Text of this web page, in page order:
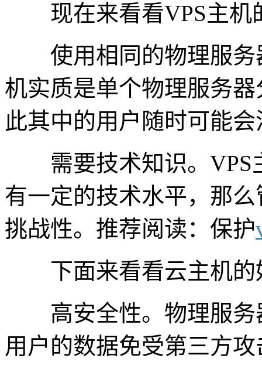
现在来看看VPS主机
使用相同的物理服务
机实质是单个物理服务
此其中的用户随时可能
需要技术知识。VPS
有一定的技术水平，那
挑战性。推荐阅读：保护
下面来看看云主机的
高安全性。物理服务
用户的数据免受第三方